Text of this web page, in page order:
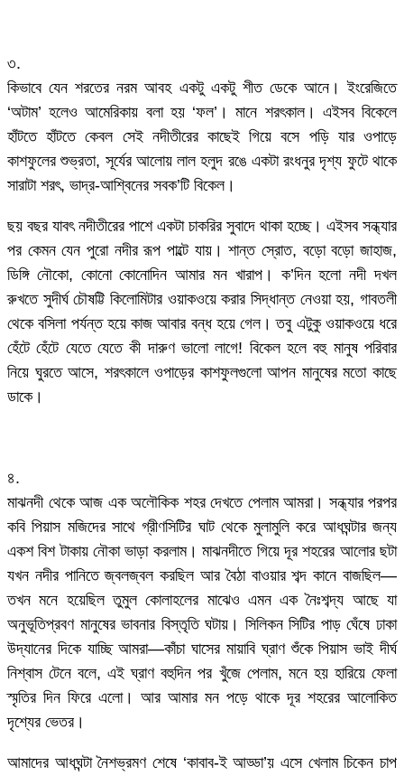
৩.
কিভাবে যেন শরতের নরম আবহ একটু একটু শীত ডেকে আনে। ইংরেজিতে
‘অটাম’ হলেও আমেরিকায় বলা হয় ‘ফল’। মানে শরৎকাল। এইসব বিকেলে
হাঁটতে হাঁটতে কেবল সেই নদীতীরের কাছেই গিয়ে বসে পড়ি যার ওপাড়ে
কাশফুলের শুভ্রতা, সূর্যের আলোয় লাল হলুদ রঙে একটা রংধনুর দৃশ্য ফুটে থাকে
সারাটা শরৎ, ভাদ্র-আশ্বিনের সবক’টি বিকেল।
ছয় বছর যাবৎ নদীতীরের পাশে একটা চাকরির সুবাদে থাকা হচ্ছে। এইসব সন্ধ্যার
পর কেমন যেন পুরো নদীর রূপ পাল্টে যায়। শান্ত স্রোত, বড়ো বড়ো জাহাজ,
ডিঙ্গি নৌকো, কোনো কোনোদিন আমার মন খারাপ। ক’দিন হলো নদী দখল
রুখতে সুদীর্ঘ চৌষট্টি কিলোমিটার ওয়াকওয়ে করার সিদ্ধান্ত নেওয়া হয়, গাবতলী
থেকে বসিলা পর্যন্ত হয়ে কাজ আবার বন্ধ হয়ে গেল। তবু এটুকু ওয়াকওয়ে ধরে
হেঁটে হেঁটে যেতে যেতে কী দারুণ ভালো লাগে! বিকেল হলে বহু মানুষ পরিবার
নিয়ে ঘুরতে আসে, শরৎকালে ওপাড়ের কাশফুলগুলো আপন মানুষের মতো কাছে
ডাকে।
৪.
মাঝনদী থেকে আজ এক অলৌকিক শহর দেখতে পেলাম আমরা। সন্ধ্যার পরপর
কবি পিয়াস মজিদের সাথে গ্রীণসিটির ঘাট থেকে মুলামুলি করে আধঘন্টার জন্য
একশ বিশ টাকায় নৌকা ভাড়া করলাম। মাঝনদীতে গিয়ে দূর শহরের আলোর ছটা
যখন নদীর পানিতে জ্বলজ্বল করছিল আর বৈঠা বাওয়ার শব্দ কানে বাজছিল—
তখন মনে হয়েছিল তুমুল কোলাহলের মাঝেও এমন এক নৈঃশব্দ্য আছে যা
অনুভূতিপ্রবণ মানুষের ভাবনার বিস্তৃতি ঘটায়। সিলিকন সিটির পাড় ঘেঁষে ঢাকা
উদ্যানের দিকে যাচ্ছি আমরা—কাঁচা ঘাসের মায়াবি ঘ্রাণ শুঁকে পিয়াস ভাই দীর্ঘ
নিশ্বাস টেনে বলে, এই ঘ্রাণ বহুদিন পর খুঁজে পেলাম, মনে হয় হারিয়ে ফেলা
স্মৃতির দিন ফিরে এলো। আর আমার মন পড়ে থাকে দূর শহরের আলোকিত
দৃশ্যের ভেতর।
আমাদের আধঘন্টা নৈশভ্রমণ শেষে ‘কাবাব-ই আড্ডা’য় এসে খেলাম চিকেন চাপ